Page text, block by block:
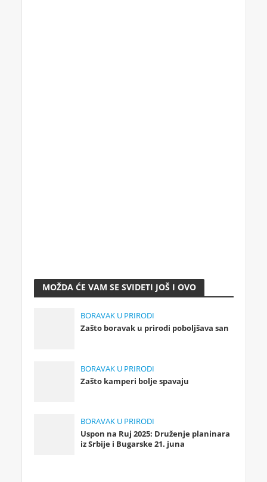
MOŽDA ĆE VAM SE SVIDETI JOŠ I OVO
BORAVAK U PRIRODI
Zašto boravak u prirodi poboljšava san
BORAVAK U PRIRODI
Zašto kamperi bolje spavaju
BORAVAK U PRIRODI
Uspon na Ruj 2025: Druženje planinara
iz Srbije i Bugarske 21. juna